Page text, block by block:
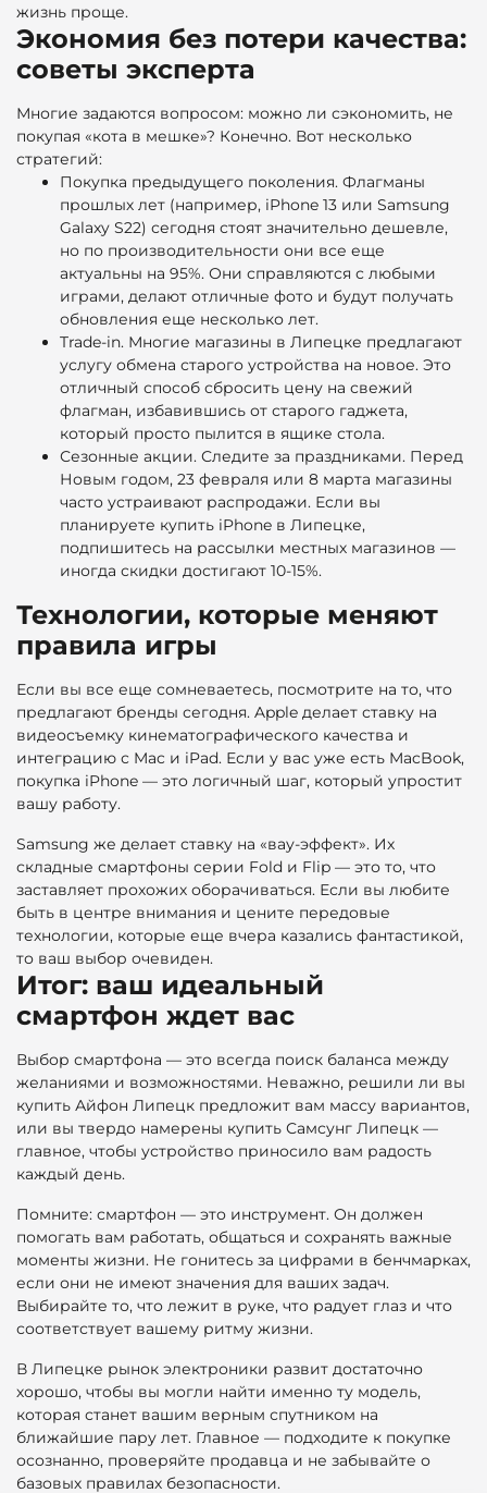
жизнь проще.
Экономия без потери качества:
советы эксперта
Многие задаются вопросом: можно ли сэкономить, не
покупая «кота в мешке»? Конечно. Вот несколько
стратегий:
Покупка предыдущего поколения. Флагманы
прошлых лет (например, iPhone 13 или Samsung
Galaxy S22) сегодня стоят значительно дешевле,
но по производительности они все еще
актуальны на 95%. Они справляются с любыми
играми, делают отличные фото и будут получать
обновления еще несколько лет.
Trade-in. Многие магазины в Липецке предлагают
услугу обмена старого устройства на новое. Это
отличный способ сбросить цену на свежий
флагман, избавившись от старого гаджета,
который просто пылится в ящике стола.
Сезонные акции. Следите за праздниками. Перед
Новым годом, 23 февраля или 8 марта магазины
часто устраивают распродажи. Если вы
планируете купить iPhone в Липецке,
подпишитесь на рассылки местных магазинов —
иногда скидки достигают 10-15%.
Технологии, которые меняют
правила игры
Если вы все еще сомневаетесь, посмотрите на то, что
предлагают бренды сегодня. Apple делает ставку на
видеосъемку кинематографического качества и
интеграцию с Mac и iPad. Если у вас уже есть MacBook,
покупка iPhone — это логичный шаг, который упростит
вашу работу.
Samsung же делает ставку на «вау-эффект». Их
складные смартфоны серии Fold и Flip — это то, что
заставляет прохожих оборачиваться. Если вы любите
быть в центре внимания и цените передовые
технологии, которые еще вчера казались фантастикой,
то ваш выбор очевиден.
Итог: ваш идеальный
смартфон ждет вас
Выбор смартфона — это всегда поиск баланса между
желаниями и возможностями. Неважно, решили ли вы
купить Айфон Липецк предложит вам массу вариантов,
или вы твердо намерены купить Самсунг Липецк —
главное, чтобы устройство приносило вам радость
каждый день.
Помните: смартфон — это инструмент. Он должен
помогать вам работать, общаться и сохранять важные
моменты жизни. Не гонитесь за цифрами в бенчмарках,
если они не имеют значения для ваших задач.
Выбирайте то, что лежит в руке, что радует глаз и что
соответствует вашему ритму жизни.
В Липецке рынок электроники развит достаточно
хорошо, чтобы вы могли найти именно ту модель,
которая станет вашим верным спутником на
ближайшие пару лет. Главное — подходите к покупке
осознанно, проверяйте продавца и не забывайте о
базовых правилах безопасности.